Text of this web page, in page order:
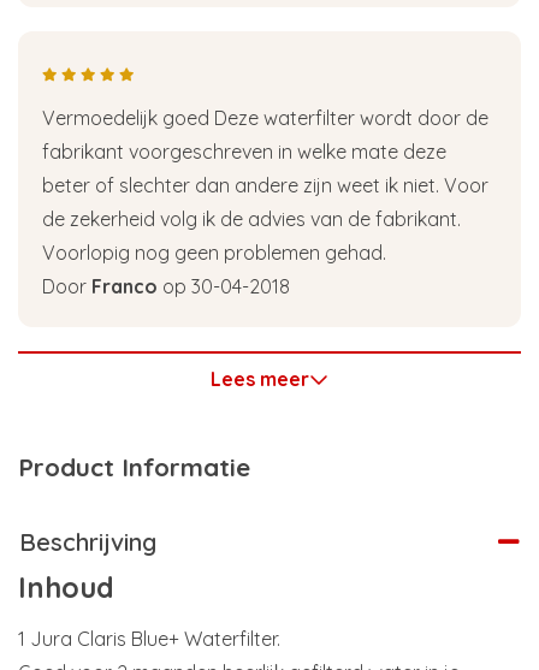
Vermoedelijk goed Deze waterfilter wordt door de
fabrikant voorgeschreven in welke mate deze
beter of slechter dan andere zijn weet ik niet. Voor
de zekerheid volg ik de advies van de fabrikant.
Voorlopig nog geen problemen gehad.
Door Franco op 30-04-2018
Lees meer
Product Informatie
Beschrijving
Inhoud
1 Jura Claris Blue+ Waterfilter.